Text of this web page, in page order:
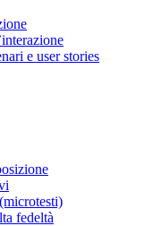
e user stories
fedeltà